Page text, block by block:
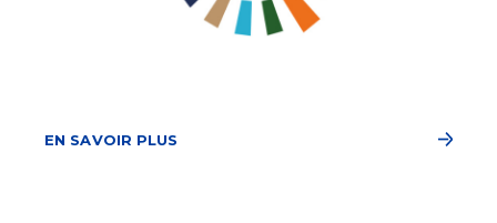
EN SAVOIR PLUS